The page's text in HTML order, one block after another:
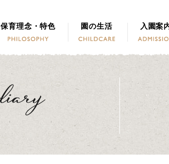
保育理念・特色 園の生活 入園案